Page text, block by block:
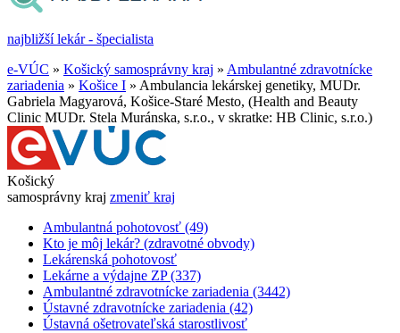
najbližší lekár - špecialista
e-VÚC » Košický samosprávny kraj » Ambulantné zdravotnícke
zariadenia » Košice I » Ambulancia lekárskej genetiky, MUDr.
Gabriela Magyarová, Košice-Staré Mesto, (Health and Beauty
Clinic MUDr. Stela Muránska, s.r.o., v skratke: HB Clinic, s.r.o.)
Košický
samosprávny kraj zmeniť kraj
Ambulantná pohotovosť (49)
Kto je môj lekár? (zdravotné obvody)
Lekárenská pohotovosť
Lekárne a výdajne ZP (337)
Ambulantné zdravotnícke zariadenia (3442)
Ústavné zdravotnícke zariadenia (42)
Ústavná ošetrovateľská starostlivosť